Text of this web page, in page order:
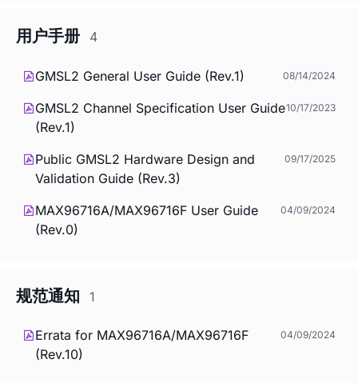
用户手册 4
GMSL2 General User Guide (Rev.1) 08/14/2024
GMSL2 Channel Specification User Guide
(Rev.1)
10/17/2023
Public GMSL2 Hardware Design and
Validation Guide (Rev.3)
09/17/2025
MAX96716A/MAX96716F User Guide
(Rev.0)
04/09/2024
规范通知 1
Errata for MAX96716A/MAX96716F
(Rev.10)
04/09/2024